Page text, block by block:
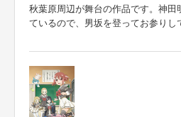
秋葉原周辺が舞台の作品です。神
ているので、男坂を登ってお参り